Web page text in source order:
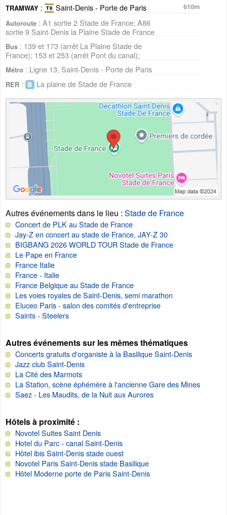
TRAMWAY : Saint-Denis - Porte de Paris
610m
Autoroute : A1 sortie 2 Stade de France; A86
sortie 9 Saint-Denis la Plaine Stade de France
Bus : 139 et 173 (arrêt La Plaine Stade de
France); 153 et 253 (arrêt Pont du canal);
Métro : Ligne 13, Saint-Denis - Porte de Paris
RER : La plaine de Stade de France
Autres événements dans le lieu : Stade de France
Concert de PLK au Stade de France
Jay-Z en concert au stade de France, JAY-Z 30
BIGBANG 2026 WORLD TOUR Stade de France
Le Pape en France
France Italie
France - Italie
France Belgique au Stade de France
Les voies royales de Saint-Denis, semi marathon
Eluceo Paris - salon des comités d'entreprise
Saints - Steelers
Autres événements sur les mêmes thématiques
Concerts gratuits d'organiste à la Basilique Saint-Denis
Jazz club Saint-Denis
La Cité des Marmots
La Station, scène éphémère à l'ancienne Gare des Mines
Saez - Les Maudits, de la Nuit aux Aurores
Hôtels à proximité :
Novotel Suites Saint Denis
Hotel du Parc - canal Saint-Denis
Hôtel ibis Saint-Denis stade ouest
Novotel Paris Saint-Denis stade Basilique
Hôtel Moderne porte de Paris Saint-Denis